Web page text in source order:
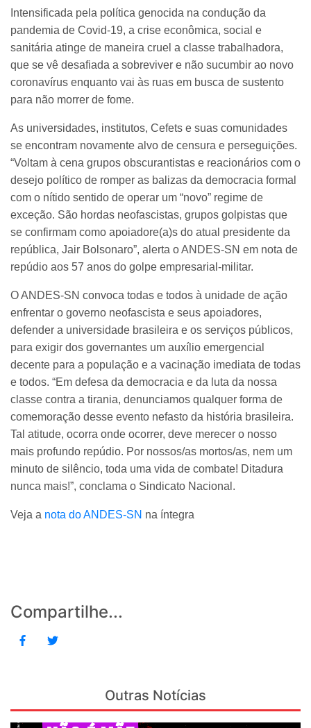
Intensificada pela política genocida na condução da
pandemia de Covid-19, a crise econômica, social e
sanitária atinge de maneira cruel a classe trabalhadora,
que se vê desafiada a sobreviver e não sucumbir ao novo
coronavírus enquanto vai às ruas em busca de sustento
para não morrer de fome.
As universidades, institutos, Cefets e suas comunidades
se encontram novamente alvo de censura e perseguições.
“Voltam à cena grupos obscurantistas e reacionários com o
desejo político de romper as balizas da democracia formal
com o nítido sentido de operar um “novo” regime de
exceção. São hordas neofascistas, grupos golpistas que
se confirmam como apoiadore(a)s do atual presidente da
república, Jair Bolsonaro”, alerta o ANDES-SN em nota de
repúdio aos 57 anos do golpe empresarial-militar.
O ANDES-SN convoca todas e todos à unidade de ação
enfrentar o governo neofascista e seus apoiadores,
defender a universidade brasileira e os serviços públicos,
para exigir dos governantes um auxílio emergencial
decente para a população e a vacinação imediata de todas
e todos. “Em defesa da democracia e da luta da nossa
classe contra a tirania, denunciamos qualquer forma de
comemoração desse evento nefasto da história brasileira.
Tal atitude, ocorra onde ocorrer, deve merecer o nosso
mais profundo repúdio. Por nossos/as mortos/as, nem um
minuto de silêncio, toda uma vida de combate! Ditadura
nunca mais!”, conclama o Sindicato Nacional.
Veja a nota do ANDES-SN na íntegra
Compartilhe...
Outras Notícias